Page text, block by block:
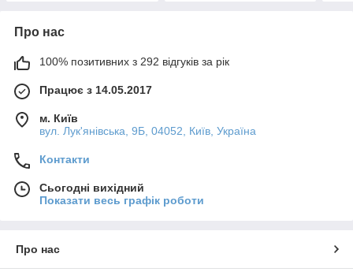
Про нас
100% позитивних з 292 відгуків за рік
Працює з 14.05.2017
м. Київ
вул. Лук'янівська, 9Б, 04052, Київ, Україна
Контакти
Сьогодні вихідний
Показати весь графік роботи
Про нас